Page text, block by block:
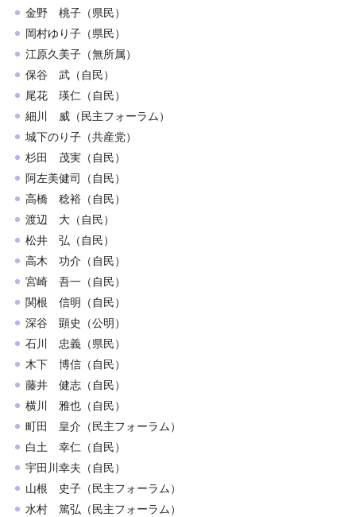
金野 桃子（県民）
岡村ゆり子（県民）
江原久美子（無所属）
保谷 武（自民）
尾花 瑛仁（自民）
細川 威（民主フォーラム）
城下のり子（共産党）
杉田 茂実（自民）
阿左美健司（自民）
高橋 稔裕（自民）
渡辺 大（自民）
松井 弘（自民）
高木 功介（自民）
宮崎 吾一（自民）
関根 信明（自民）
深谷 顕史（公明）
石川 忠義（県民）
木下 博信（自民）
藤井 健志（自民）
横川 雅也（自民）
町田 皇介（民主フォーラム）
白土 幸仁（自民）
宇田川幸夫（自民）
山根 史子（民主フォーラム）
水村 篤弘（民主フォーラム）